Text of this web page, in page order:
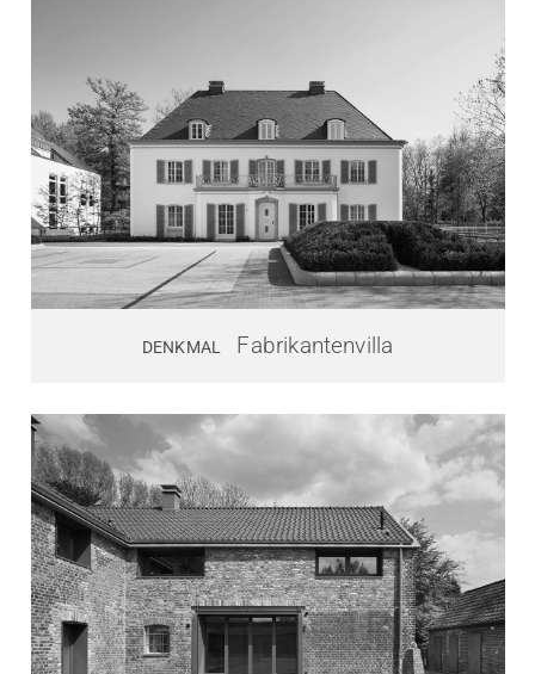
DENKMAL Fabrikantenvilla